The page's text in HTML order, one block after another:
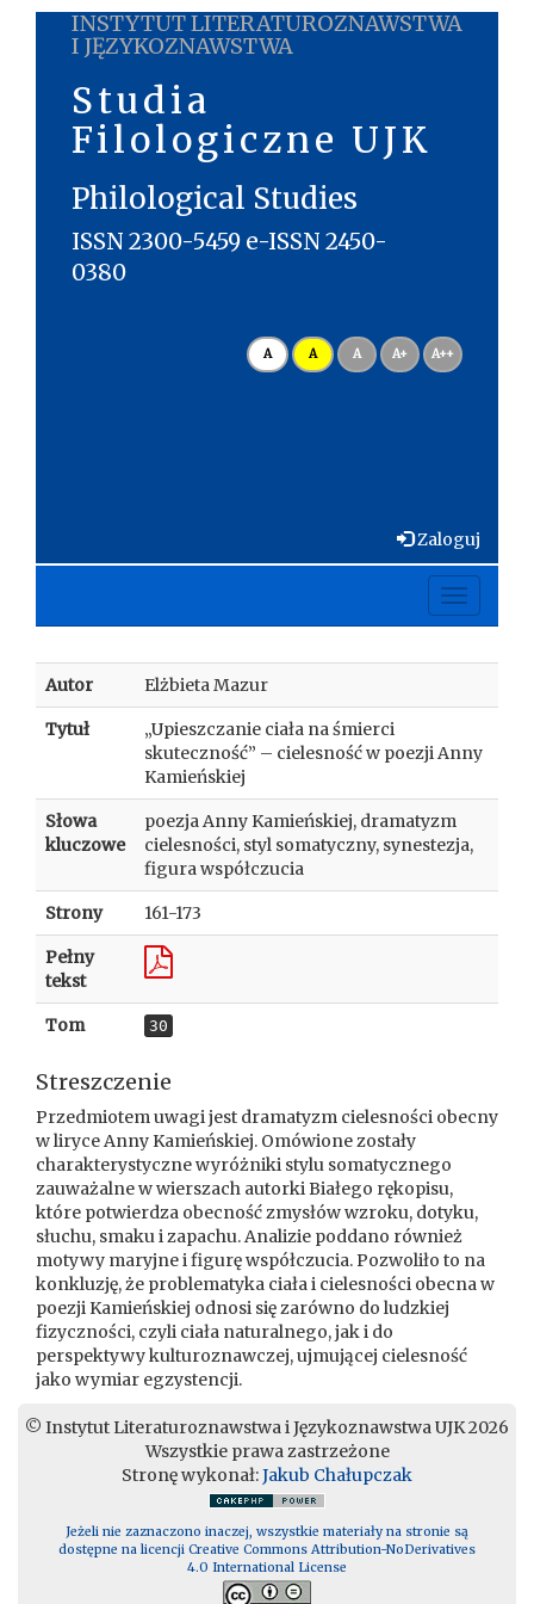
INSTYTUT LITERATUROZNAWSTWA
I JĘZYKOZNAWSTWA
Studia
Filologiczne UJK
Philological Studies
ISSN 2300-5459 e-ISSN 2450-
0380
A A A A+ A++
Zaloguj
Toggle
Autor Elżbieta Mazur
Tytuł
„Upieszczanie ciała na śmierci
skuteczność” – cielesność w poezji Anny
Kamieńskiej
Słowa
kluczowe
poezja Anny Kamieńskiej, dramatyzm
cielesności, styl somatyczny, synestezja,
figura współczucia
Strony 161-173
Pełny
tekst
Tom 30
Streszczenie
Przedmiotem uwagi jest dramatyzm cielesności obecny
w liryce Anny Kamieńskiej. Omówione zostały
charakterystyczne wyróżniki stylu somatycznego
zauważalne w wierszach autorki Białego rękopisu,
które potwierdza obecność zmysłów wzroku, dotyku,
słuchu, smaku i zapachu. Analizie poddano również
motywy maryjne i figurę współczucia. Pozwoliło to na
konkluzję, że problematyka ciała i cielesności obecna w
poezji Kamieńskiej odnosi się zarówno do ludzkiej
fizyczności, czyli ciała naturalnego, jak i do
perspektywy kulturoznawczej, ujmującej cielesność
jako wymiar egzystencji.
© Instytut Literaturoznawstwa i Językoznawstwa UJK 2026
Wszystkie prawa zastrzeżone
Stronę wykonał:Jakub Chałupczak
Jeżeli nie zaznaczono inaczej, wszystkie materiały na stronie są
dostępne na licencji Creative Commons Attribution-NoDerivatives
4.0 International License